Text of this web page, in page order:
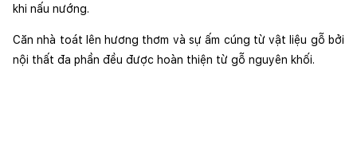
khi nấu nướng.
Căn nhà toát lên hương thơm và sự ấm cúng từ vật liệu gỗ bởi
nội thất đa phần đều được hoàn thiện từ gỗ nguyên khối.